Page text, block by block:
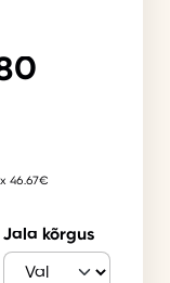
46.67€
Jala kõrgus